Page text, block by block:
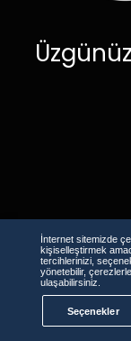
İnternet sitemizde
kişiselleştirmek
tercihlerinizi,
yönetebilir,
ulaşabilirsiniz.
Seçenekler